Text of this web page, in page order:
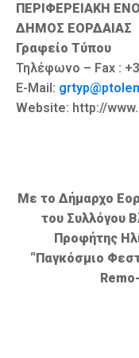
ΠΕΡΙΦΕΡΕΙΑΚΗ
ΔΗΜΟΣ ΕΟΡΔΑΙΑΣ
Γραφείο Τύπου
Τηλέφωνο – Fax :
E-Mail:
Website: http://
Με το Δήμαρχο
του Συλλόγου
Προφήτης
“Παγκόσμιο